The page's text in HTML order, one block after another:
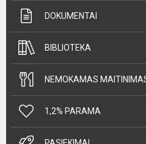
DOKUMENTAI
BIBLIOTEKA
NEMOKAMAS
1,2% PARAMA